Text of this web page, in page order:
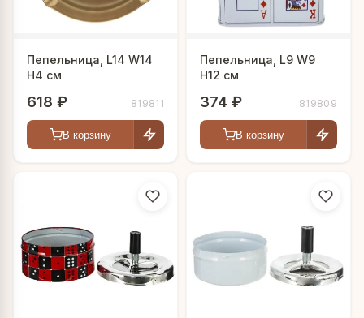
Пепельница, L14 W14
H4 см
618 ₽ 819811
В корзину
Пепельница, L9 W9
H12 см
374 ₽ 819809
В корзину